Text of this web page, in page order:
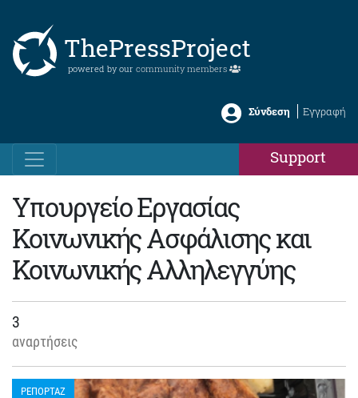
ThePressProject
powered by our community members
Σύνδεση Εγγραφή
Support
Υπουργείο Εργασίας
Κοινωνικής Ασφάλισης και
Κοινωνικής Αλληλεγγύης
3
αναρτήσεις
ΡΕΠΟΡΤΑΖ